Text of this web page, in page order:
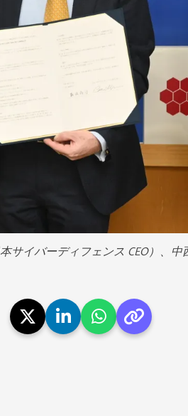
イバーディフェンス CEO）、